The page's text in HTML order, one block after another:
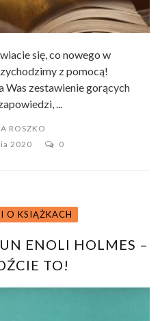
się, co nowego w
z pomocą!
Was zestawienie gorących
...
ROSZKO
2020
0
O KSIĄŻKACH
ENOLI HOLMES –
TO!